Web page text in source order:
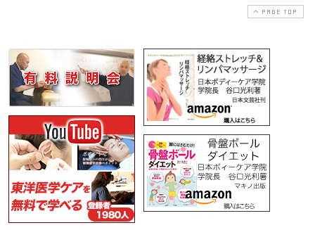
PAGE TOP